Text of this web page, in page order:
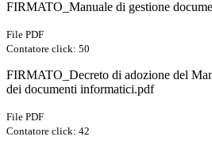
FIRMATO_Manuale di gestione
File PDF
Contatore click: 50
FIRMATO_Decreto di adozione del
dei documenti informatici.pdf
File PDF
Contatore click: 42